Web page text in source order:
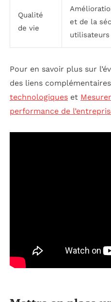
Qualité
de vie
et de la
utilisateurs
Pour en savoir plus sur
des liens
technologiques et
performance de